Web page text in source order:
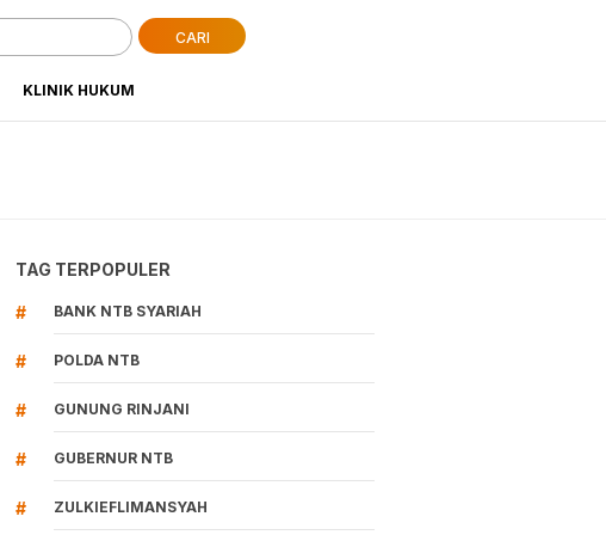
CARI
KLINIK HUKUM
TAG TERPOPULER
# BANK NTB SYARIAH
# POLDA NTB
# GUNUNG RINJANI
# GUBERNUR NTB
# ZULKIEFLIMANSYAH